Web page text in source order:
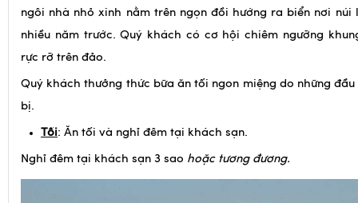
ngôi nhà nhỏ xinh nằm trên ngọn đồi hướng ra biển nơi núi
nhiều năm trước. Quý khách có cơ hội chiêm ngưỡng
rực rỡ trên đảo.
Quý khách thưởng thức bữa ăn tối ngon miệng do những
bị.
Tối: Ăn tối và nghỉ đêm tại khách sạn.
Nghỉ đêm tại khách sạn 3 sao hoặc tương đương.